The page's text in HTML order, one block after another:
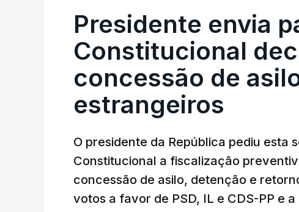
Presidente envia
Constitucional
concessão de
estrangeiros
O presidente da República pediu esta
Constitucional a fiscalização
concessão de asilo, detenção e
votos a favor de PSD, IL e CDS-PP e